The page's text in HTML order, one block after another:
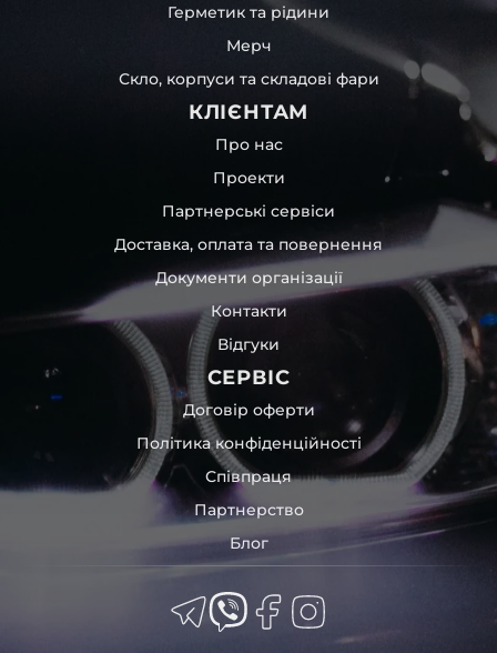
Герметик та рідини
Мерч
Скло, корпуси та складові фари
КЛІЄНТАМ
Про нас
Проекти
Партнерські сервіси
Доставка, оплата та повернення
Документи організації
Контакти
Відгуки
СЕРВІС
Договір оферти
Політика конфіденційності
Співпраця
Партнерство
Блог